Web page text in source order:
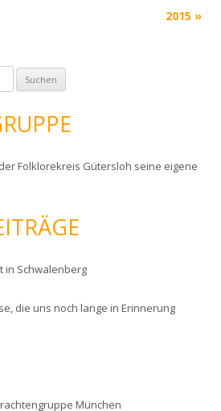
2015 »
Folklorekreis Gütersloh seine eigene
in Schwalenberg
die uns noch lange in Erinnerung
München